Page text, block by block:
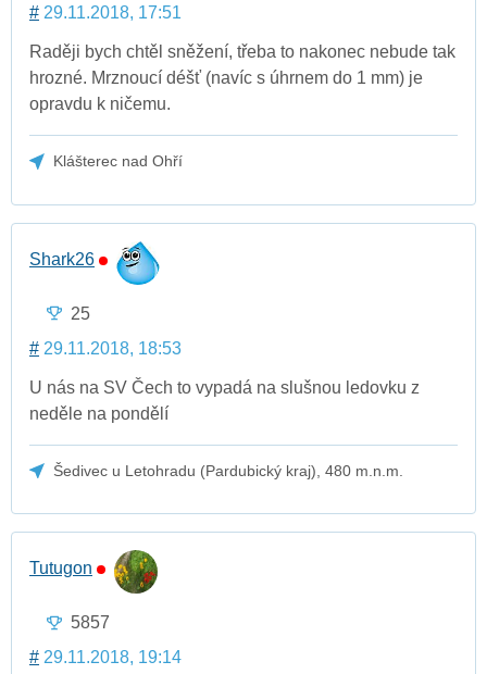
# 29.11.2018, 17:51
Raději bych chtěl sněžení, třeba to nakonec nebude tak
hrozné. Mrznoucí déšť (navíc s úhrnem do 1 mm) je
opravdu k ničemu.
Klášterec nad Ohří
Shark26
25
# 29.11.2018, 18:53
U nás na SV Čech to vypadá na slušnou ledovku z
neděle na pondělí
Šedivec u Letohradu (Pardubický kraj), 480 m.n.m.
Tutugon
5857
# 29.11.2018, 19:14